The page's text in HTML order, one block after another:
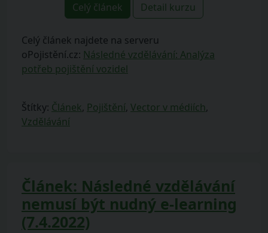
Celý článek Detail kurzu
Celý článek najdete na serveru
oPojistění.cz: Následné vzdělávání: Analýza
potřeb pojištění vozidel
Štítky: Článek, Pojištění, Vector v médiích,
Vzdělávání
Článek: Následné vzdělávání
nemusí být nudný e-learning
(7.4.2022)